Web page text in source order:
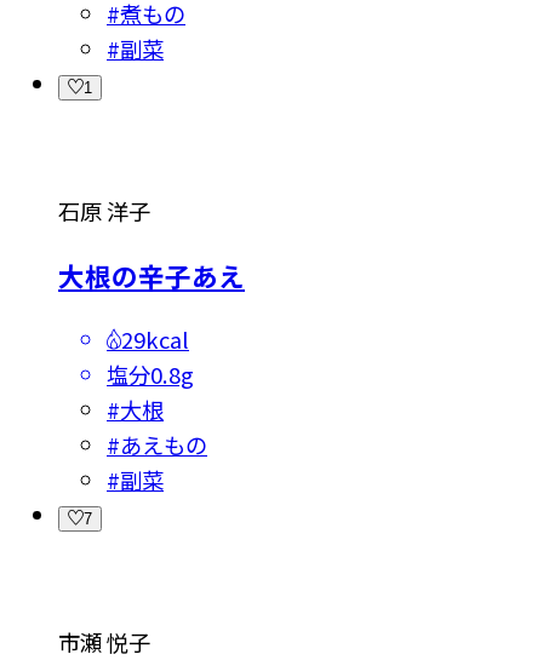
#煮もの
#副菜
1
石原 洋子
大根の辛子あえ
29kcal
塩分0.8g
#大根
#あえもの
#副菜
7
市瀬 悦子